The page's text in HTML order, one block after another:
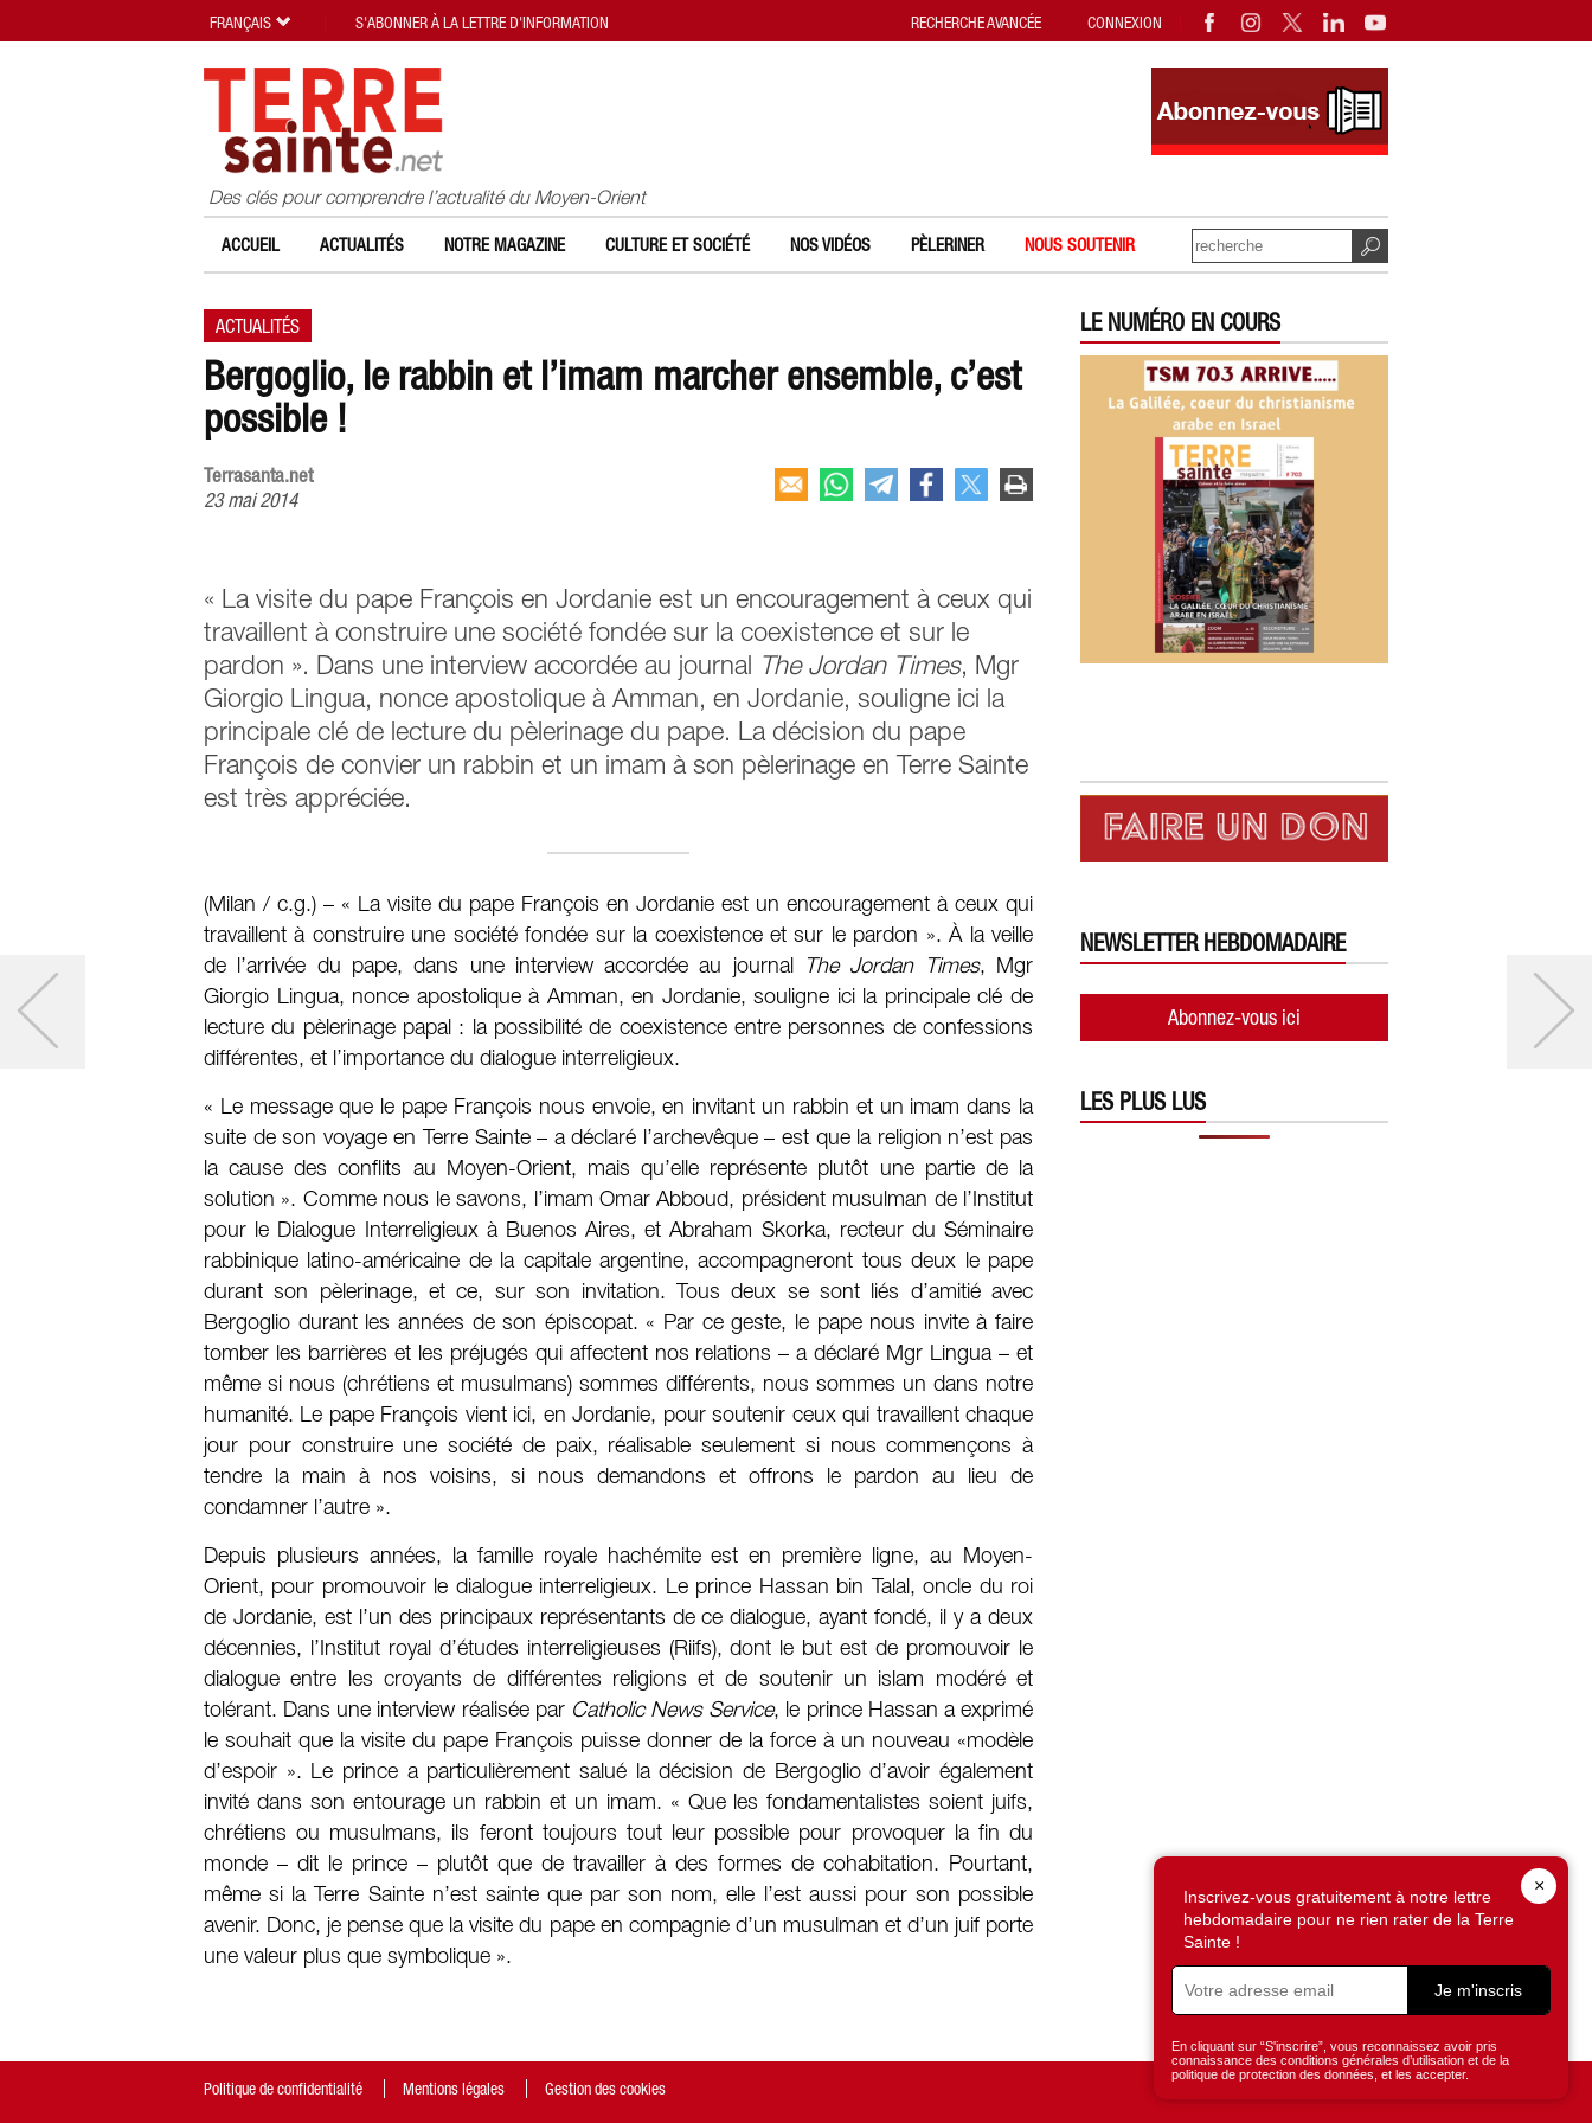
Des clés pour comprendre l’actualité du Moyen-Orient
ACCUEIL ACTUALITÉS NOTRE MAGAZINE CULTURE ET SOCIÉTÉ NOS VIDÉOS PÈLERINER NOUS SOUTENIR
ACTUALITÉS
Bergoglio, le rabbin et l’imam marcher ensemble, c’est
possible !
Terrasanta.net
23 mai 2014
« La visite du pape François en Jordanie est un encouragement à ceux qui
travaillent à construire une société fondée sur la coexistence et sur le
pardon ». Dans une interview accordée au journal
The Jordan Times, Mgr
Giorgio Lingua, nonce apostolique à Amman, en Jordanie, souligne ici la
principale clé de lecture du pèlerinage du pape. La décision du pape
François de convier un rabbin et un imam à son pèlerinage en Terre Sainte
est très appréciée.
(Milan / c.g.) – « La visite du pape François en Jordanie est un encouragement à ceux qui
travaillent à construire une société fondée sur la coexistence et sur le pardon ». À la veille
de l’arrivée du pape, dans une interview accordée au journal
The Jordan Times, Mgr
Giorgio Lingua, nonce apostolique à Amman, en Jordanie, souligne ici la principale clé de
lecture du pèlerinage papal : la possibilité de coexistence entre personnes de confessions
différentes, et l’importance du dialogue interreligieux.
« Le message que le pape François nous envoie, en invitant un rabbin et un imam dans la
suite de son voyage en Terre Sainte – a déclaré l’archevêque – est que la religion n’est pas
la cause des conflits au Moyen-Orient, mais qu’elle représente plutôt une partie de la
solution ». Comme nous le savons, l’imam Omar Abboud, président musulman de l’Institut
pour le Dialogue Interreligieux à Buenos Aires, et Abraham Skorka, recteur du Séminaire
rabbinique latino-américaine de la capitale argentine, accompagneront tous deux le pape
durant son pèlerinage, et ce, sur son invitation. Tous deux se sont liés d’amitié avec
Bergoglio durant les années de son épiscopat. « Par ce geste, le pape nous invite à faire
tomber les barrières et les préjugés qui affectent nos relations – a déclaré Mgr Lingua – et
même si nous (chrétiens et musulmans) sommes différents, nous sommes un dans notre
humanité. Le pape François vient ici, en Jordanie, pour soutenir ceux qui travaillent chaque
jour pour construire une société de paix, réalisable seulement si nous commençons à
tendre la main à nos voisins, si nous demandons et offrons le pardon au lieu de
condamner l’autre ».
Depuis plusieurs années, la famille royale hachémite est en première ligne, au Moyen-
Orient, pour promouvoir le dialogue interreligieux. Le prince Hassan bin Talal, oncle du roi
de Jordanie, est l’un des principaux représentants de ce dialogue, ayant fondé, il y a deux
décennies, l’Institut royal d’études interreligieuses (Riifs), dont le but est de promouvoir le
dialogue entre les croyants de différentes religions et de soutenir un islam modéré et
tolérant. Dans une interview réalisée par Catholic News Service, le prince Hassan a exprimé
le souhait que la visite du pape François puisse donner de la force à un nouveau «modèle
d’espoir ». Le prince a particulièrement salué la décision de Bergoglio d’avoir également
invité dans son entourage un rabbin et un imam. « Que les fondamentalistes soient juifs,
chrétiens ou musulmans, ils feront toujours tout leur possible pour provoquer la fin du
monde – dit le prince – plutôt que de travailler à des formes de cohabitation. Pourtant,
même si la Terre Sainte n’est sainte que par son nom, elle l’est aussi pour son possible
avenir. Donc, je pense que la visite du pape en compagnie d’un musulman et d’un juif porte
une valeur plus que symbolique ».
LE NUMÉRO EN COURS
NEWSLETTER HEBDOMADAIRE
Abonnez-vous ici
LES PLUS LUS
×
Inscrivez-vous gratuitement à notre lettre
hebdomadaire pour ne rien rater de la Terre
Sainte !
Je m'inscris
En cliquant sur “S'inscrire”, vous reconnaissez avoir pris
connaissance des conditions générales d’utilisation et de la
politique de protection des données, et les accepter.
Politique de confidentialité Mentions légales Gestion des cookies
RECHERCHE AVANCÉE CONNEXION
FRANÇAIS S'ABONNER À LA LETTRE D'INFORMATION